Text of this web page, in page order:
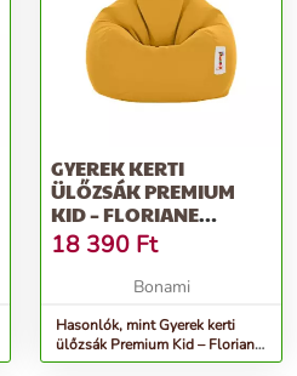
GYEREK KERTI
ÜLŐZSÁK PREMIUM
KID – FLORIANE
GARDEN
18 390 Ft
Bonami
Hasonlók, mint Gyerek kerti
ülőzsák Premium Kid – Floriane
Garden